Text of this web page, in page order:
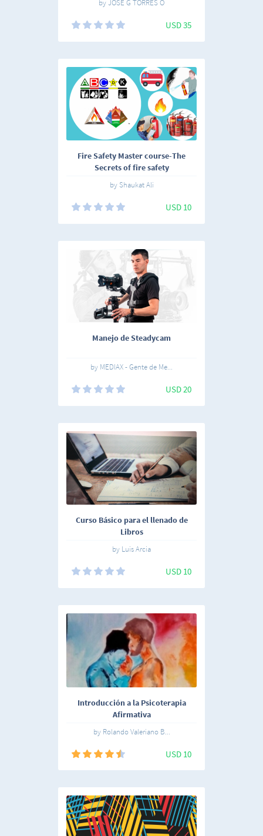
by JOSE G TORRES O
USD 35
Fire Safety Master course-The
Secrets of fire safety
by Shaukat Ali
USD 10
Manejo de Steadycam
by MEDIAX - Gente de Me...
USD 20
Curso Básico para el llenado de
Libros
by Luis Arcia
USD 10
Introducción a la Psicoterapia
Afirmativa
by Rolando Valeriano B...
USD 10